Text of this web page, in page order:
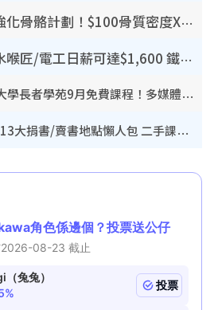
港大推賽馬會強化骨骼計劃！$100骨質密度X光檢查 完成免費運動訓練送超市禮券！附參加資格
水電工入行︱水喉匠/電工日薪可達$1,600 鐵飯碗職業難被AI取代！附薪酬參考＋入行考牌途徑
長者優惠｜都會大學長者學苑9月免費課程！多媒體/微電影創作/網絡安全 附報名方法教學
捐書2026︱全港13大捐書/賣書地點懶人包 二手課本最高$150＋舊書換免費咖啡/戲票